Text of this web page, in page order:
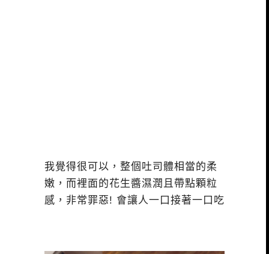
我覺得很可以，整個吐司體相當的柔
嫩，而裡面的花生醬濕潤且帶點顆粒
感，非常罪惡! 會讓人一口接著一口吃